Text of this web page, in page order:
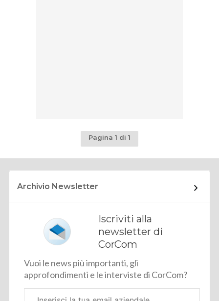
Pagina 1 di 1
Archivio Newsletter
Iscriviti alla
newsletter di
CorCom
Vuoi le news più importanti, gli
approfondimenti e le interviste di CorCom?